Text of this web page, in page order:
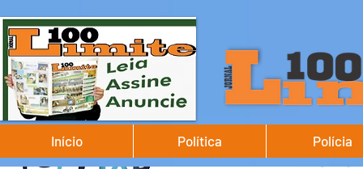
Início Política Polícia